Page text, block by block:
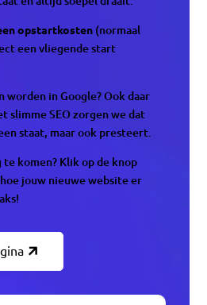
opstartkosten (normaal
een vliegende start
worden in Google? Ook daar
slimme SEO zorgen we dat
staat, maar ook presteert.
te komen? Klik op de knop
jouw nieuwe website er